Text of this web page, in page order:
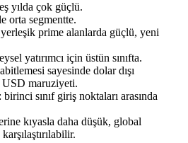
yılda çok güçlü.
orta segmentte.
prime alanlarda güçlü, yeni
yatırımcı için üstün sınıfta.
sayesinde dolar dışı
USD maruziyeti.
birinci sınıf giriş noktaları arasında
kıyasla daha düşük, global